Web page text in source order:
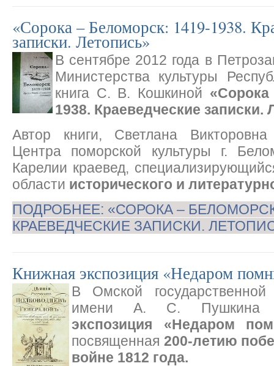
«Сорока – Беломорск: 1419-1938.
записки. Летопись»
В сентябре 2012 года в
Министерства культуры
книга С. В. Кошкиной
1938. Краеведческие записки.
Автор книги, Светлана
Центра поморской культуры г.
Карелии краевед,
области исторического и
ПОДРОБНЕЕ: «СОРОКА –
КРАЕВЕДЧЕСКИЕ ЗАПИСКИ.
Книжная экспозиция «Недаром
В Омской государственной
имени А. С. Пушкина
экспозиция «Недаром
посвященная 200-летию
войне 1812 года.